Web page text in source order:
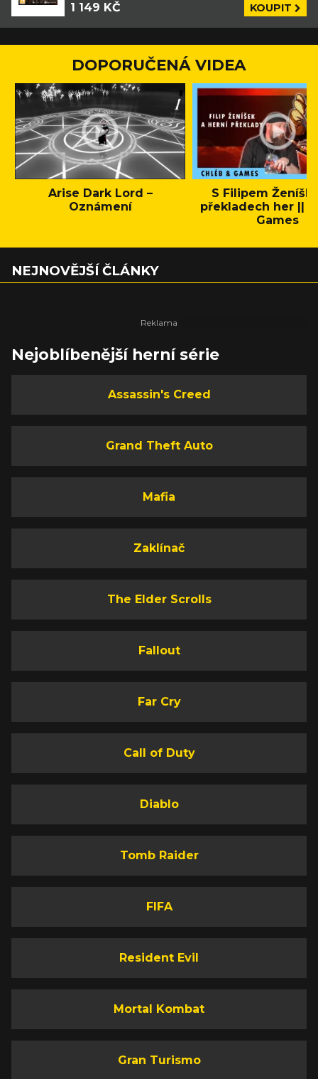
1 149 KČ KOUPIT
DOPORUČENÁ VIDEA
Arise Dark Lord –
Oznámení
S Filipem
překladech her ||
Games
NEJNOVĚJŠÍ ČLÁNKY
Nejoblíbenější herní série
Assassin's Creed
Grand Theft Auto
Mafia
Zaklínač
The Elder Scrolls
Fallout
Far Cry
Call of Duty
Diablo
Tomb Raider
FIFA
Resident Evil
Mortal Kombat
Gran Turismo